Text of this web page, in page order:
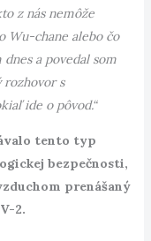
z nás nemôže
Wu-chane alebo čo
a povedal som
rozhovor s
ide o pôvod.“
tento typ
bezpečnosti,
prenášaný
2.